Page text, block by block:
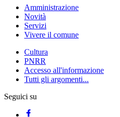
Amministrazione
Novità
Servizi
Vivere il comune
Cultura
PNRR
Accesso all'informazione
Tutti gli argomenti...
Seguici su